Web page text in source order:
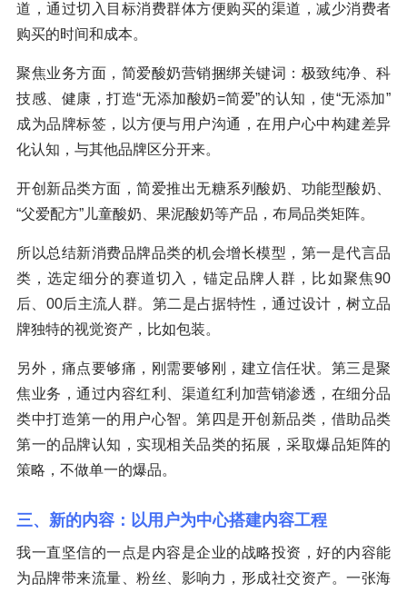
道，通过切入目标消费群体方便购买的渠道，减少消费者
购买的时间和成本。
聚焦业务方面，简爱酸奶营销捆绑关键词：极致纯净、科
技感、健康，打造“无添加酸奶=简爱”的认知，使“无添加”
成为品牌标签，以方便与用户沟通，在用户心中构建差异
化认知，与其他品牌区分开来。
开创新品类方面，简爱推出无糖系列酸奶、功能型酸奶、
“父爱配方”儿童酸奶、果泥酸奶等产品，布局品类矩阵。
所以总结新消费品牌品类的机会增长模型，第一是代言品
类，选定细分的赛道切入，锚定品牌人群，比如聚焦90
后、00后主流人群。第二是占据特性，通过设计，树立品
牌独特的视觉资产，比如包装。
另外，痛点要够痛，刚需要够刚，建立信任状。第三是聚
焦业务，通过内容红利、渠道红利加营销渗透，在细分品
类中打造第一的用户心智。第四是开创新品类，借助品类
第一的品牌认知，实现相关品类的拓展，采取爆品矩阵的
策略，不做单一的爆品。
三、新的内容：以用户为中心搭建内容工程
我一直坚信的一点是内容是企业的战略投资，好的内容能
为品牌带来流量、粉丝、影响力，形成社交资产。一张海